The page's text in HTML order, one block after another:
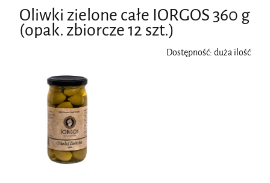
Oliwki zielone całe IORGOS 360 g
(opak. zbiorcze 12 szt.)
Dostępność: duża ilość